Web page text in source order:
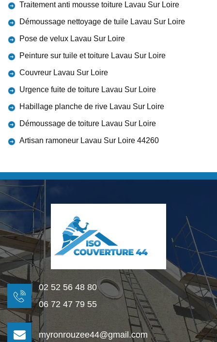
Traitement anti mousse toiture Lavau Sur Loire
Démoussage nettoyage de tuile Lavau Sur Loire
Pose de velux Lavau Sur Loire
Peinture sur tuile et toiture Lavau Sur Loire
Couvreur Lavau Sur Loire
Urgence fuite de toiture Lavau Sur Loire
Habillage planche de rive Lavau Sur Loire
Démoussage de toiture Lavau Sur Loire
Artisan ramoneur Lavau Sur Loire 44260
02 52 56 48 80
06 72 47 79 55
myronrouzee44@gmail.com